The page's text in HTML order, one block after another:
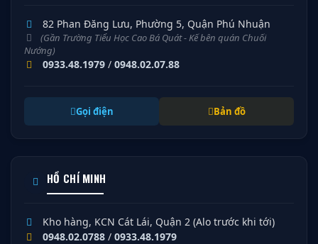
82 Phan Đăng Lưu, Phường 5, Quận Phú Nhuận
(Gần Trường Tiểu Học Cao Bá Quát - Kế bên quán Chuối
Nướng)
0933.48.1979 / 0948.02.07.88
Gọi điện Bản đồ
HỒ CHÍ MINH
Kho hàng, KCN Cát Lái, Quận 2 (Alo trước khi tới)
0948.02.0788 / 0933.48.1979